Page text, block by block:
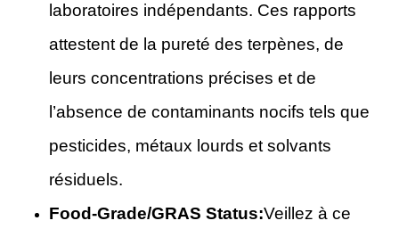
laboratoires indépendants. Ces rapports
attestent de la pureté des terpènes, de
leurs concentrations précises et de
l’absence de contaminants nocifs tels que
pesticides, métaux lourds et solvants
résiduels.
Food-Grade/GRAS Status:Veillez à ce